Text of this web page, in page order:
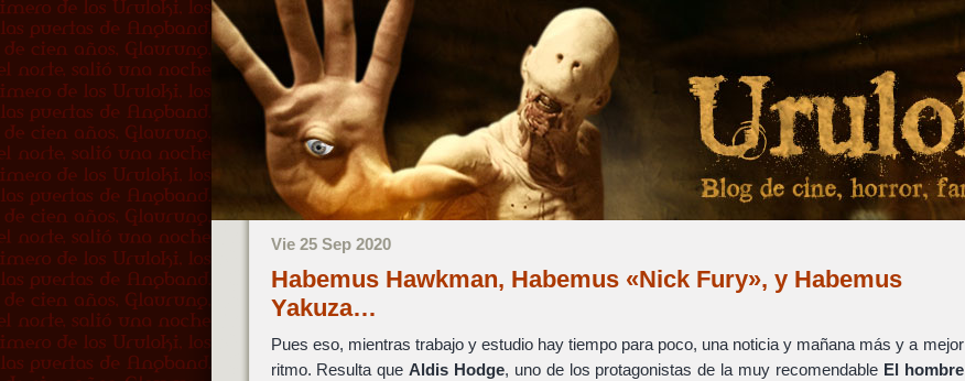
Vie 25 Sep 2020
Habemus Hawkman, Habemus «Nick Fury», y Habemus
Yakuza…
Pues eso, mientras trabajo y estudio hay tiempo para poco, una noticia y mañana más y a mejor
ritmo. Resulta queAldis Hodge, uno de los protagonistas de la muy recomendable El hombre